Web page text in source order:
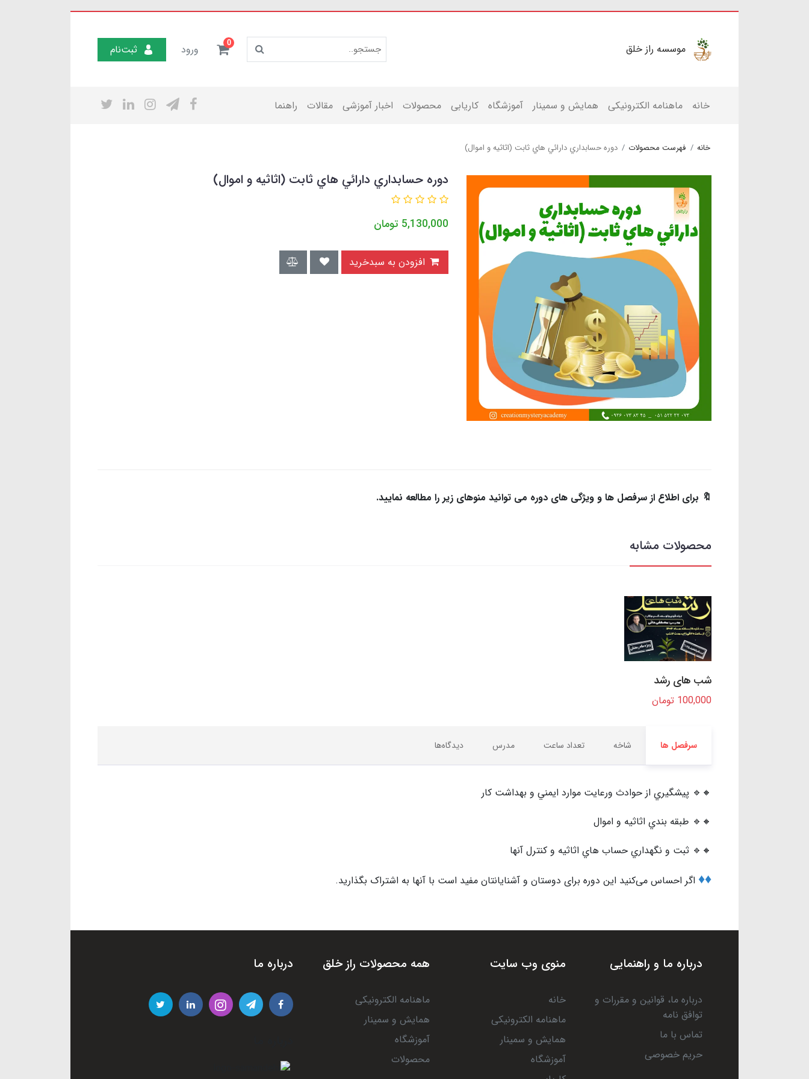
موسسه راز خلق 0 ورود ثبت‌نام
خانه ماهنامه الکترونیکی همایش و سمینار آموزشگاه کاریابی محصولات اخبار آموزشی مقالات راهنما
خانه فهرست محصولات دوره حسابداري دارائي هاي ثابت (اثاثيه و اموال)
دوره حسابداري دارائي هاي ثابت (اثاثيه و اموال)
5,130,000 تومان
🔖 برای اطلاع از سرفصل ها و ویژگی های دوره می توانید منوهای زیر را مطالعه نمایید.
محصولات مشابه
شب های رشد
100,000 تومان
سرفصل ها شاخه تعداد ساعت مدرس دیدگاه‌ها
🔸🔹 پيشگيري از حوادث ورعايت موارد ايمني و بهداشت كار
🔸🔹 طبقه بندي اثاثيه و اموال
🔸🔹 ثبت و نگهداري حساب هاي اثاثيه و كنترل آنها
♦️♦️ اگر احساس می‌کنید این دوره برای دوستان و آشنایانتان مفید است با آنها به اشتراک بگذارید.
درباره ما و راهنمایی
درباره ما، قوانین و مقررات و
توافق نامه
تماس با ما
حریم خصوصی
منوی وب سایت
خانه
ماهنامه الکترونیکی
همایش و سمینار
آموزشگاه
همه محصولات راز خلق
ماهنامه الکترونیکی
همایش و سمینار
آموزشگاه
محصولات
درباره ما